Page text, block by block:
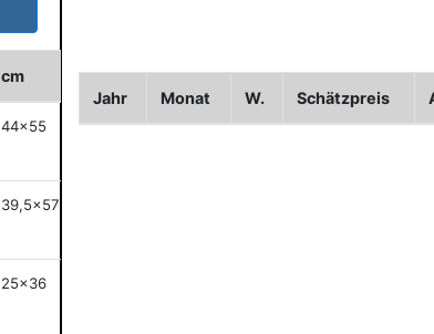
cm Historie WVZ Bild2 Bild3
44x55
39,5x57
25x36
Jahr Monat W. Schätzpreis